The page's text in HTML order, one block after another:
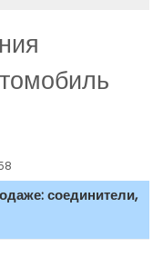
соединители,